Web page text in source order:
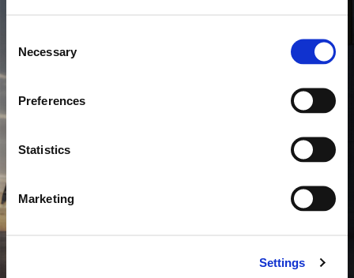
Selection
Necessary
Preferences
Statistics
Marketing
Settings